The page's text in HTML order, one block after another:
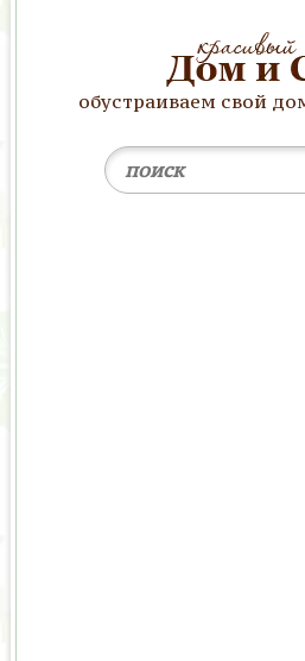
обустраиваем свой